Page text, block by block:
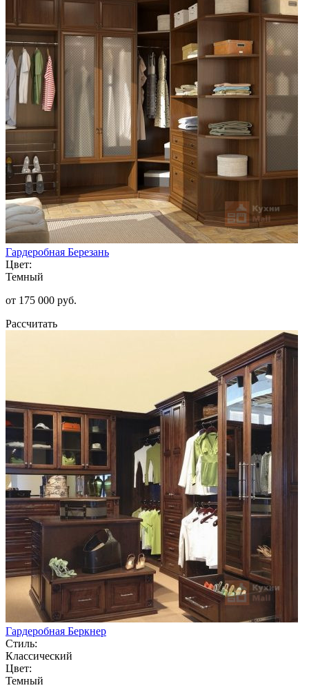
Гардеробная Березань
Цвет:
Темный
от 175 000 руб.
Рассчитать
Гардеробная Беркнер
Стиль:
Классический
Цвет:
Темный